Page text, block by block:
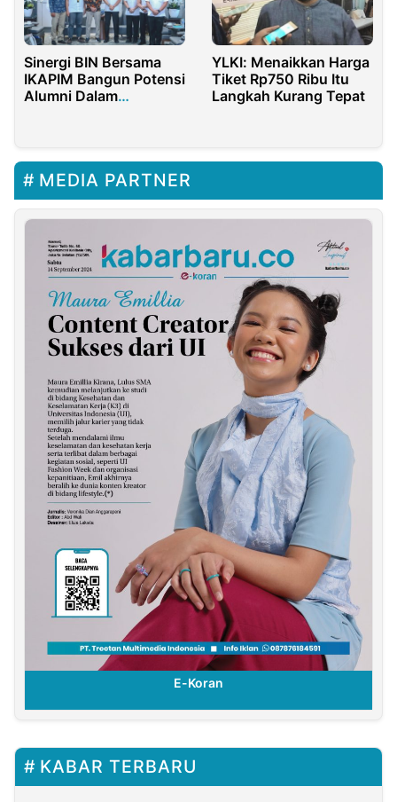
Sinergi BIN Bersama
IKAPIM Bangun Potensi
Alumni Dalam
YLKI: Menaikkan Harga
Tiket Rp750 Ribu Itu
Langkah Kurang Tepat
MEDIA PARTNER
E-Koran
KABAR TERBARU